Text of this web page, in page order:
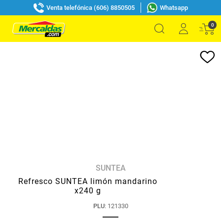
Venta telefónica (606) 8850505 Whatsapp
0
SUNTEA
Refresco SUNTEA limón mandarino
x240 g
PLU: 121330